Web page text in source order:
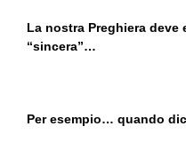
La nostra Preghiera deve
“sincera”…
Per esempio… quando